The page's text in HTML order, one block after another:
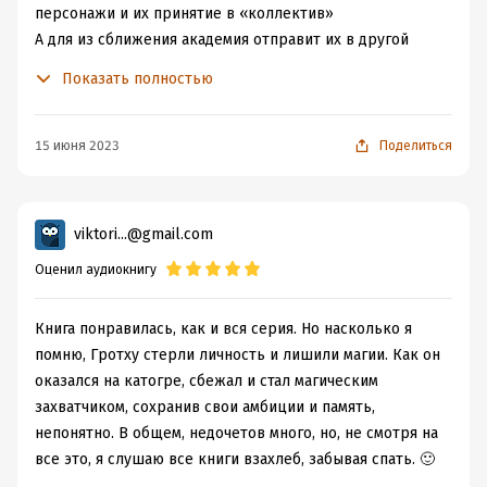
персонажи и их принятие в «коллектив»
А для из сближения академия отправит их в другой
первой части нам сообщалось что его память начисто
В этой же части говорится о том что его отправили на
остров и ему удалось оттуда сбежать и избежать
смерти, память полностью при нем, а также магия и
и успешно захватывает власть.
Пока не оказывается в этом мире наша дружная
команда которая все обламывает ему и всех спасает)
Далее описываются игрища у эльфов, знакомство с
единорогами, с другими учебными заведениями,
противостоянием и конечно победой и первым местом)
Показать полностью
15 июня 2023 Поделиться
viktori...@gmail.com
Оценил аудиокнигу
Книга понравилась, как и вся серия. Но насколько я
помню, Гротху стерли личность и лишили магии. Как он
оказался на катогре, сбежал и стал магическим
захватчиком, сохранив свои амбиции и память,
непонятно. В общем, недочетов много, но, не смотря на
все это, я слушаю все книги взахлеб, забывая спать. 🙂